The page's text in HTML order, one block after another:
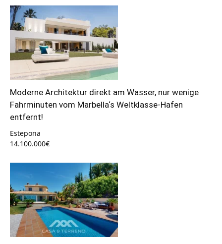
Moderne Architektur direkt am Wasser, nur wenige
Fahrminuten vom Marbella‘s Weltklasse-Hafen
entfernt!
Estepona
14.100.000€